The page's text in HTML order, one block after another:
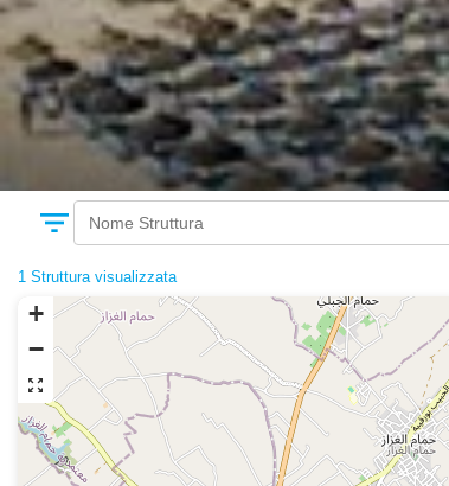
filter_list
1 Struttura visualizzata
+
−
zoom_out_map